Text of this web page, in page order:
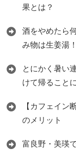
果とは？
酒をやめたら
み物は生姜湯！
とにかく暑い
けて帰ることに
【カフェイン
のメリット
富良野・美瑛